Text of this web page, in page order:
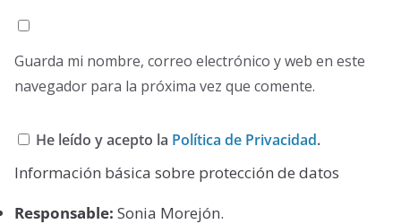
Guarda mi nombre, correo electrónico y web en este
navegador para la próxima vez que comente.
He leído y acepto la Política de Privacidad.
Información básica sobre protección de datos
Responsable: Sonia Morejón.